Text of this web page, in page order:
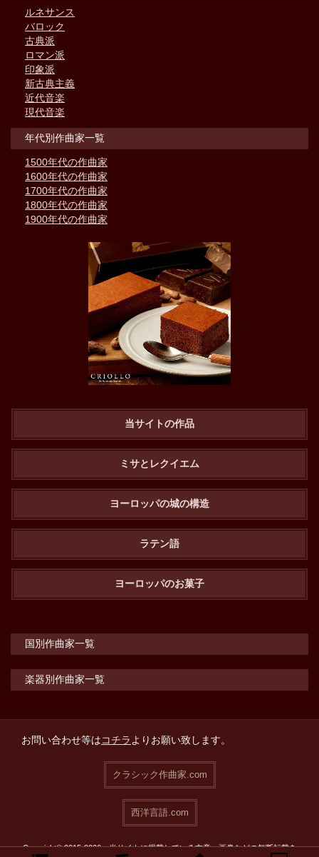
ルネサンス
バロック
古典派
ロマン派
印象派
新古典主義
近代音楽
現代音楽
年代別作曲家一覧
1500年代の作曲家
1600年代の作曲家
1700年代の作曲家
1800年代の作曲家
1900年代の作曲家
当サイトの作品
ミサとレクイエム
ヨーロッパの城の構造
ラテン語
ヨーロッパのお菓子
国別作曲家一覧
楽器別作曲家一覧
お問い合わせ等はコチラよりお願い致します。
クラシック作曲家.com
西洋言語.com
Copyright© 2015-2026 当サイトに掲載している文章・画像などの無断転載を